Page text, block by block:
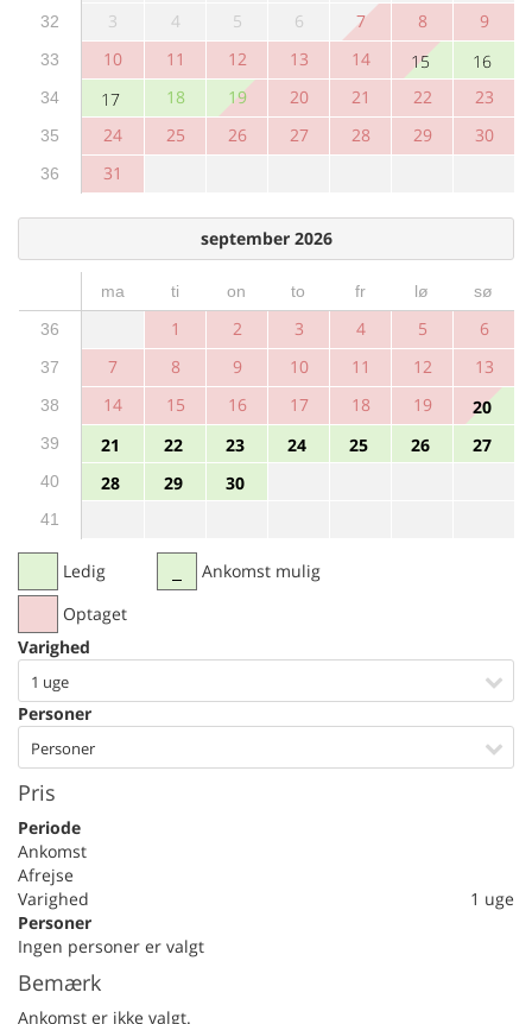
32 3 4 5 6 7 8 9
33 10 11 12 13 14 15 16
34 17 18 19 20 21 22 23
35 24 25 26 27 28 29 30
36 31
september 2026
ma ti on to fr lø
sø
36
1 2 3 4 5 6
37 7 8 9 10 11 12 13
38 14 15 16 17 18 19 20
39 21 22 23 24 25 26 27
40 28 29 30
41
Ledig
Optaget
Ankomst mulig
Varighed
1 uge
Personer
Personer
Pris
Periode
Ankomst
Afrejse
Varighed
1 uge
Personer
Ingen personer er valgt
Bemærk
Ankomst er ikke valgt.